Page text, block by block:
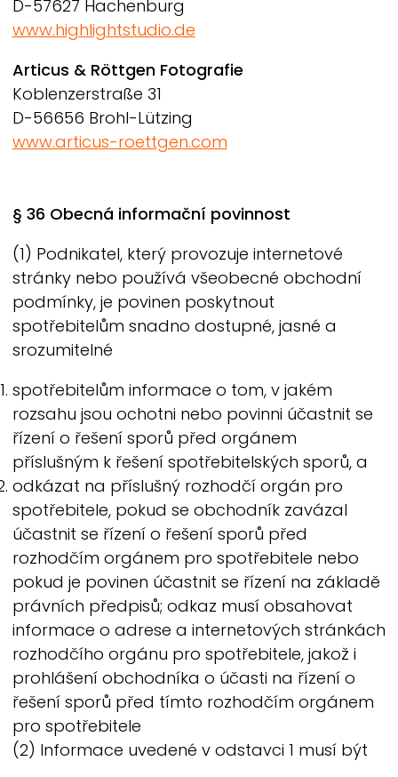
D-57627 Hachenburg
www.highlightstudio.de
Articus & Röttgen Fotografie
Koblenzerstraße 31
D-56656 Brohl-Lützing
www.articus-roettgen.com
§ 36 Obecná informační povinnost
(1) Podnikatel, který provozuje internetové
stránky nebo používá všeobecné obchodní
podmínky, je povinen poskytnout
spotřebitelům snadno dostupné, jasné a
srozumitelné
spotřebitelům informace o tom, v jakém
rozsahu jsou ochotni nebo povinni účastnit se
řízení o řešení sporů před orgánem
příslušným k řešení spotřebitelských sporů, a
odkázat na příslušný rozhodčí orgán pro
spotřebitele, pokud se obchodník zavázal
účastnit se řízení o řešení sporů před
rozhodčím orgánem pro spotřebitele nebo
pokud je povinen účastnit se řízení na základě
právních předpisů; odkaz musí obsahovat
informace o adrese a internetových stránkách
rozhodčího orgánu pro spotřebitele, jakož i
prohlášení obchodníka o účasti na řízení o
řešení sporů před tímto rozhodčím orgánem
pro spotřebitele
(2) Informace uvedené v odstavci 1 musí být